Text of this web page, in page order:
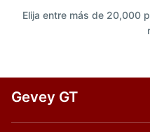
Elija entre más de 20,000
Gevey GT